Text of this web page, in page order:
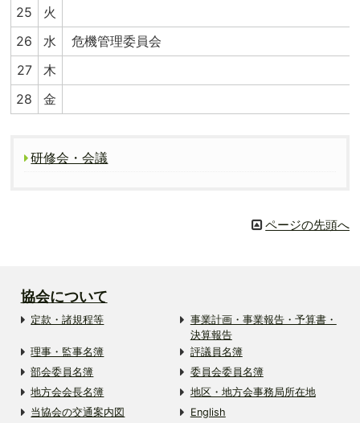
25
火
26
水
危機管理委員会
27
木
28
金
研修会・会議
ページの先頭へ
協会について
定款・諸規程等
事業計画・事業報告・予算書・
決算報告
理事・監事名簿
評議員名簿
部会委員名簿
委員会委員名簿
地方会会長名簿
地区・地方会事務局所在地
当協会の交通案内図
English